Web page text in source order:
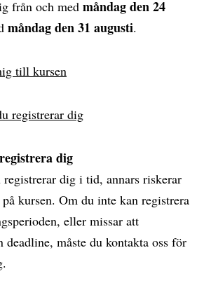
från och med måndag den 24
måndag den 31 augusti.
till kursen
registrerar dig
dig
dig i tid, annars riskerar
kursen. Om du inte kan registrera
eller missar att
deadline, måste du kontakta oss för